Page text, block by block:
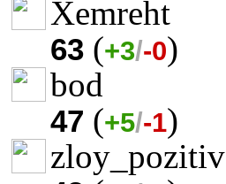
Xemreht
63 (+3/-0)
bod
47 (+5/-1)
zloy_pozitiv